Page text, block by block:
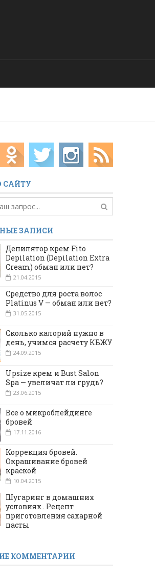
САЙТУ
ЗАПИСИ
Депилятор крем Fito
Depilation (Depilation Extra
Cream) обман или нет?
21.04.2015
Средство для роста волос
Platinus V — обман или нет?
31.05.2015
Сколько калорий нужно в
день, учимся расчету КБЖУ
24.09.2015
Upsize крем и Bust Salon
Spa — увеличат ли грудь?
23.06.2015
Все о микроблейдинге
бровей
17.11.2016
Коррекция бровей.
Окрашивание бровей
краской
10.04.2015
Шугаринг в домашних
условиях . Рецепт
приготовления сахарной
пасты
КОММЕНТАРИИ